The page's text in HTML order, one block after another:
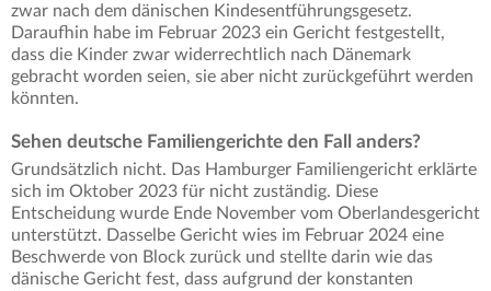
zwar nach dem dänischen Kindesentführungsgesetz.
Daraufhin habe im Februar 2023 ein Gericht festgestellt,
dass die Kinder zwar widerrechtlich nach Dänemark
gebracht worden seien, sie aber nicht zurückgeführt werden
könnten.
Sehen deutsche Familiengerichte den Fall anders?
Grundsätzlich nicht. Das Hamburger Familiengericht erklärte
sich im Oktober 2023 für nicht zuständig. Diese
Entscheidung wurde Ende November vom Oberlandesgericht
unterstützt. Dasselbe Gericht wies im Februar 2024 eine
Beschwerde von Block zurück und stellte darin wie das
dänische Gericht fest, dass aufgrund der konstanten